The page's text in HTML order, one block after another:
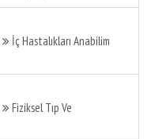
İç Hastalıkları Anabilim
Fiziksel Tıp Ve